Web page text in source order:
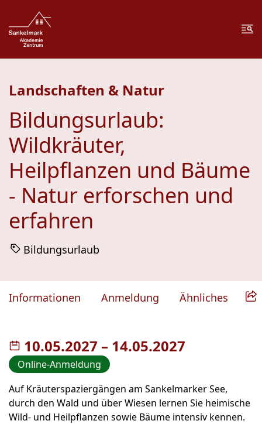
Zum Inhalt springen
Zur Fußzeile springen
Landschaften & Natur
Bildungsurlaub:
Wildkräuter,
Heilpflanzen und Bäume
- Natur erforschen und
erfahren
Bildungsurlaub
Informationen Anmeldung Ähnliches
10.05.2027 – bis
14.05.2027
Online-Anmeldung
Auf Kräuterspaziergängen am Sankelmarker See,
durch den Wald und über Wiesen lernen Sie heimische
Wild- und Heilpflanzen sowie Bäume intensiv kennen.